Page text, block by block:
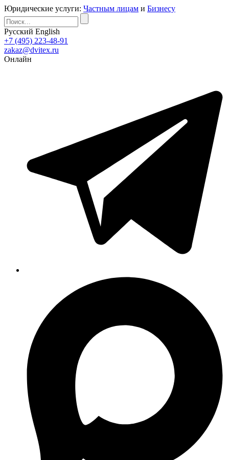
Юридические услуги: Частным лицам и Бизнесу
Русский English
+7 (495) 223-48-91
zakaz@dvitex.ru
Онлайн